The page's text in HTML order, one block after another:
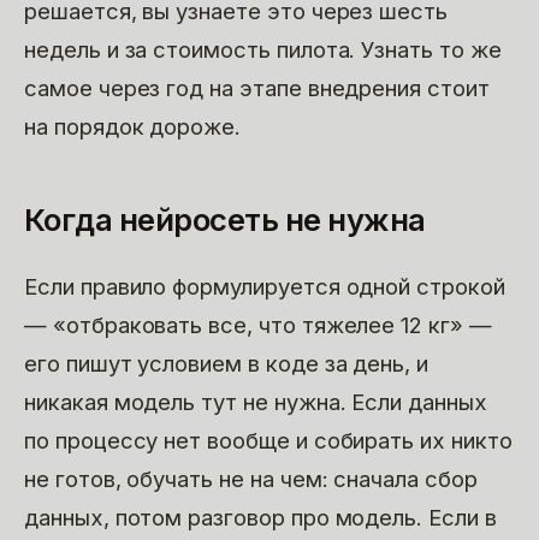
решается, вы узнаете это через шесть
недель и за стоимость пилота. Узнать то же
самое через год на этапе внедрения стоит
на порядок дороже.
Когда нейросеть не нужна
Если правило формулируется одной строкой
— «отбраковать все, что тяжелее 12 кг» —
его пишут условием в коде за день, и
никакая модель тут не нужна. Если данных
по процессу нет вообще и собирать их никто
не готов, обучать не на чем: сначала сбор
данных, потом разговор про модель. Если в